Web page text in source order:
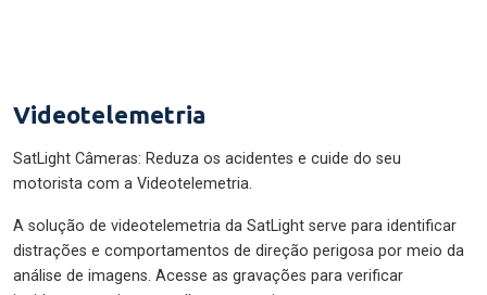
Videotelemetria
SatLight Câmeras: Reduza os acidentes e cuide do seu
motorista com a Videotelemetria.
A solução de videotelemetria da SatLight serve para identificar
distrações e comportamentos de direção perigosa por meio da
análise de imagens. Acesse as gravações para verificar